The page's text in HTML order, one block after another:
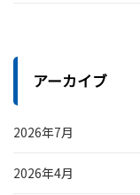
アーカイブ
2026年7月
2026年4月